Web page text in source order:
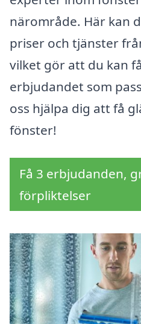
närområde. Här kan
priser och tjänster
vilket gör att du kan
erbjudandet som
oss hjälpa dig att få
fönster!
Få 3 erbjudanden,
förpliktelser